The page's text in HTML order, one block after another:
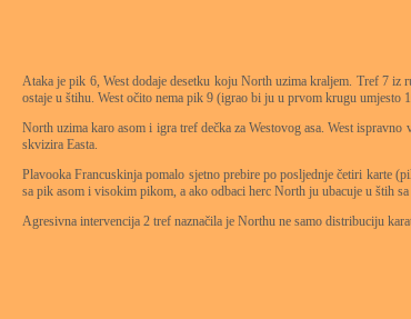
Ataka je pik 6, West dodaje desetku koju North uzima kraljem. Tref 7 iz
ostaje u štihu. West očito nema pik 9 (igrao bi ju u prvom krugu umjesto
North uzima karo asom i igra tref dečka za Westovog asa. West
skvizira Easta.
Plavooka Francuskinja pomalo sjetno prebire po posljednje četiri karte
sa pik asom i visokim pikom, a ako odbaci herc North ju ubacuje u štih
Agresivna intervencija 2 tref naznačila je Northu ne samo distribuciju